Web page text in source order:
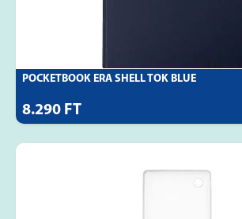
POCKETBOOK ERA SHELL TOK BLUE
8.290 FT